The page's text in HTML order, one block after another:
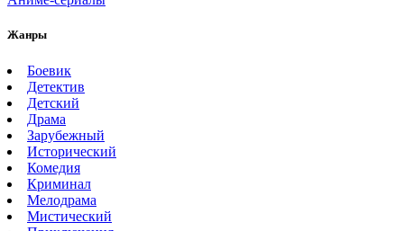
Жанры
Боевик
Детектив
Детский
Драма
Зарубежный
Исторический
Комедия
Криминал
Мелодрама
Мистический